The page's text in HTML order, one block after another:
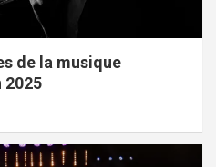
de la musique
2025